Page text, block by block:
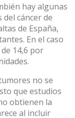
hay algunas
cáncer de
de España,
En el caso
14,6 por
no se
que estudios
obtienen la
al incluir